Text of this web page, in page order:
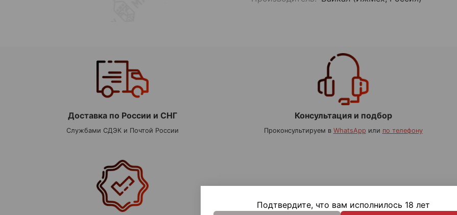
Доставка по России и СНГ
Службами СДЭК и Почтой России
Консультация и подбор
Проконсультируем в WhatsApp или по телефону
Подтвердите, что вам исполнилось 18 лет